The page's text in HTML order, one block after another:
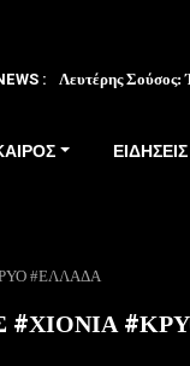
: Λευτέρης Σούσος:
ΕΙΔΗΣΕΙΣ
#ΕΛΛΑΔΑ